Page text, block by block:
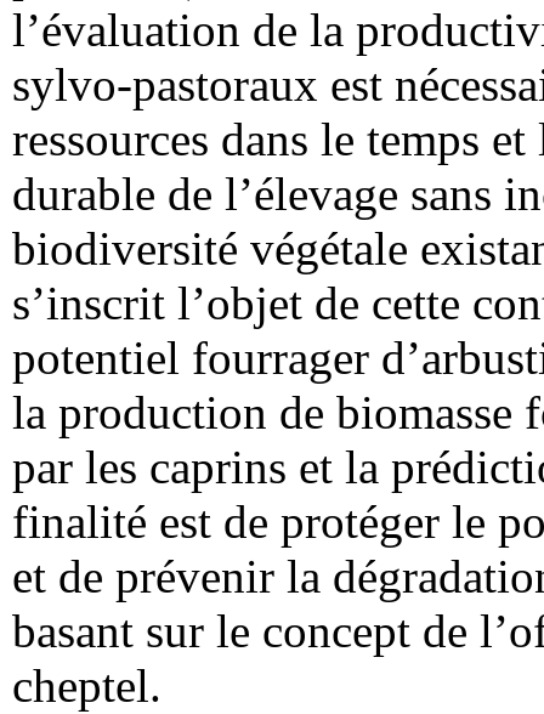
l’évaluation de la
sylvo-pastoraux est
ressources dans le temps
durable de l’élevage sans
biodiversité végétale
s’inscrit l’objet de cette
potentiel fourrager
la production de
par les caprins et la
finalité est de protéger le
et de prévenir la
basant sur le concept de
cheptel.